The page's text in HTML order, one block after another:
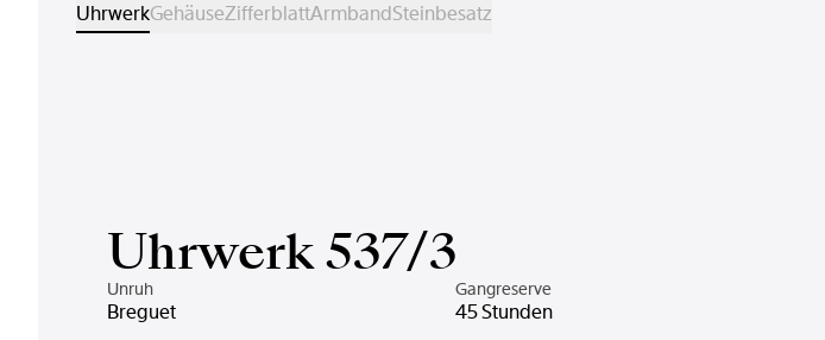
UhrwerkGehäuseZifferblattArmbandSteinbesatz
Uhrwerk 537/3
Unruh
Breguet
Gangreserve
45 Stunden